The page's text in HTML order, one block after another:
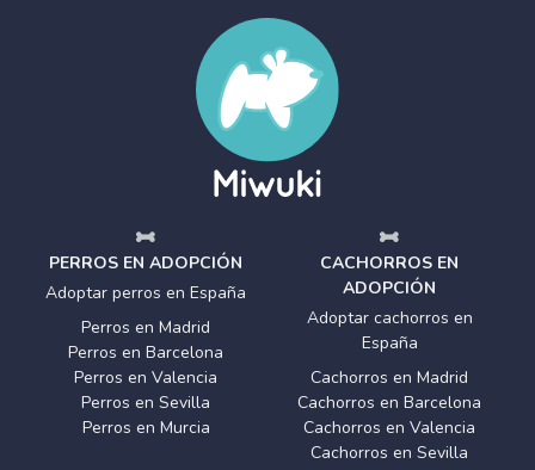
PERROS EN ADOPCIÓN
Adoptar perros en España
Perros en Madrid
Perros en Barcelona
Perros en Valencia
Perros en Sevilla
Perros en Murcia
CACHORROS EN
ADOPCIÓN
Adoptar cachorros en
España
Cachorros en Madrid
Cachorros en Barcelona
Cachorros en Valencia
Cachorros en Sevilla